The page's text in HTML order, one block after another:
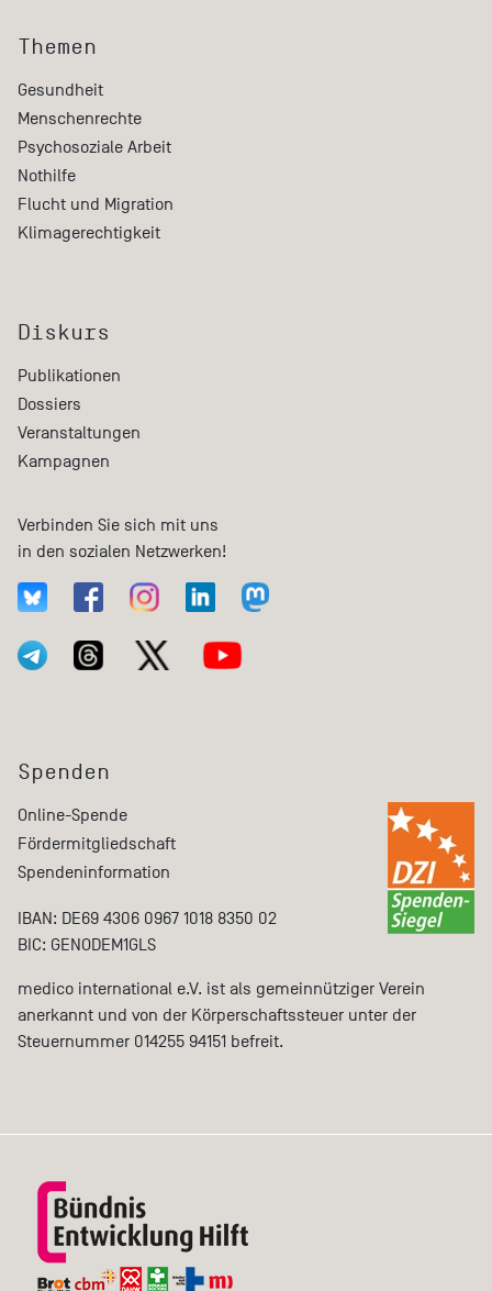
Themen
Gesundheit
Menschenrechte
Psychosoziale Arbeit
Nothilfe
Flucht und Migration
Klimagerechtigkeit
Diskurs
Publikationen
Dossiers
Veranstaltungen
Kampagnen
Verbinden Sie sich mit uns
in den sozialen Netzwerken!
Spenden
Online-Spende
Fördermitgliedschaft
Spendeninformation
IBAN: DE69 4306 0967 1018 8350 02
BIC: GENODEM1GLS
medico international e.V. ist als gemeinnütziger Verein
anerkannt und von der Körperschaftssteuer unter der
Steuernummer 014255 94151 befreit.